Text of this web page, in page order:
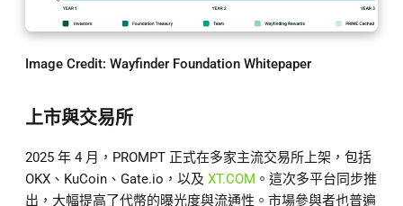
Image Credit: Wayfinder Foundation Whitepaper
上市與交易所
2025 年 4 月，PROMPT 正式在多家主流交易所上架，包括
OKX、KuCoin、Gate.io，以及 XT.COM 。這次多平台同步推
出，大幅提高了代幣的曝光度與流通性。市場參與者也普遍